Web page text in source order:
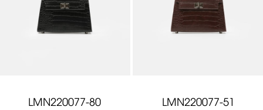
LMN220077-80
LMN220077-51